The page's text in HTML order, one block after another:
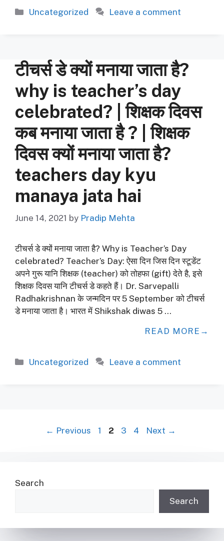
Categories
Uncategorized Leave a comment
टीचर्स डे क्यों मनाया जाता है?
why is teacher’s day
celebrated? | शिक्षक दिवस
कब मनाया जाता है ? | शिक्षक
दिवस क्यों मनाया जाता है?
teachers day kyu
manaya jata hai
June 14, 2021 by Pradip Mehta
टीचर्स डे क्यों मनाया जाता है? Why is Teacher’s Day
celebrated? Teacher’s Day: ऐसा दिन जिस दिन स्टूडेंट
अपने गुरू यानि शिक्षक (teacher) को तोहफा (gift) देते है, इसे
शिक्षक दिवस यानि टीचर्स डे कहते हैं। Dr. Sarvepalli
Radhakrishnan के जन्मदिन पर 5 September को टीचर्स
डे मनाया जाता है। भारत में Shikshak diwas 5 …
READ MORE
Categories
Uncategorized Leave a comment
← Previous Page
1 Page
2 Page
3 Page
4 Next →
Search
Search